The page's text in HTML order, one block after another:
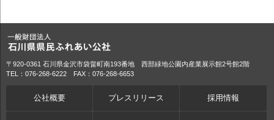
〒920-0361 石川県金沢市袋畠町南193番地 西部緑地公園内産業展示館2号館2階
TEL：076-268-6222 FAX：076-268-6653
公社概要 プレスリリース 採用情報